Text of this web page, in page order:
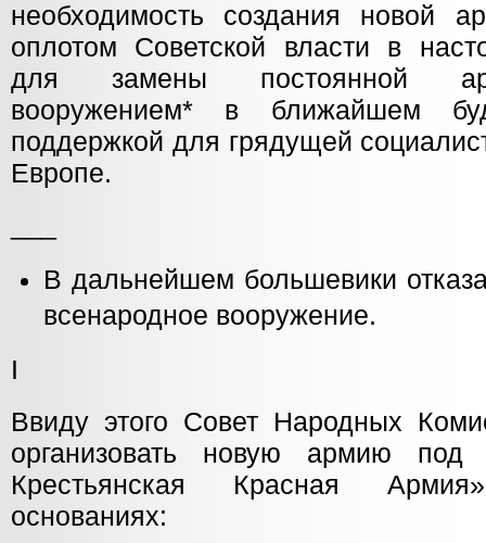
необходимость создания новой
оплотом Советской власти в
для замены постоянной
вооружением* в ближайшем
поддержкой для грядущей
Европе.
В дальнейшем большевики
всенародное вооружение.
I
Ввиду этого Совет Народных
организовать новую армию под
Крестьянская Красная
основаниях: